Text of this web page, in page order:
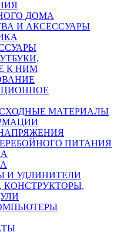
ДОМА
И АКСЕССУАРЫ
К НИМ
МАТЕРИАЛЫ
ПИТАНИЯ
И УДЛИНИТЕЛИ
КОНСТРУКТОРЫ,